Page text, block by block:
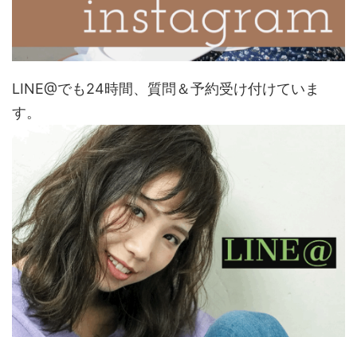
LINE@でも24時間、質問＆予約受け付けていま
す。